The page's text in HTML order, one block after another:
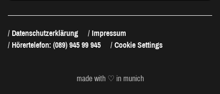
Datenschutzerklärung
Impressum
Hörertelefon: (089) 945 99 945
Cookie Settings
made with ♡ in munich